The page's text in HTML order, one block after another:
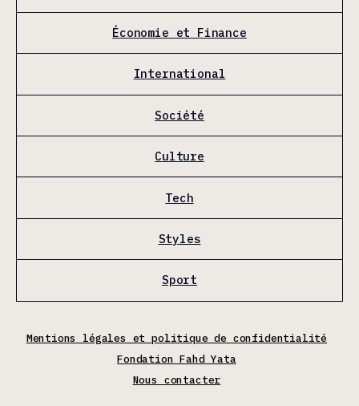
Économie et Finance
International
Société
Culture
Tech
Styles
Sport
Mentions légales et politique de confidentialité
Fondation Fahd Yata
Nous contacter